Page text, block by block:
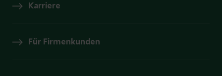
Karriere
Für Firmenkunden